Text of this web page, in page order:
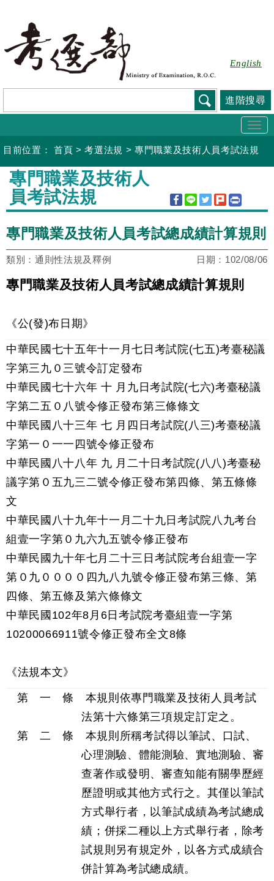
要
容
English
進階搜尋
目前位置： 首頁 >考選法規 >專門職業及技術人員考試法規
:::
專門職業及技術人
員考試法規
專門職業及技術人員考試總成績計算規則
類別：通則性法規及釋例 日期： 102/08/06
專門職業及技術人員考試總成績計算規則
《公(發)布日期》
中華民國七十五年十一月七日考試院(七五)考臺秘議
字第三九０三號令訂定發布
中華民國七十六年 十 月九日考試院(七六)考臺秘議
字第二五０八號令修正發布第三條條文
中華民國八十三年 七 月四日考試院(八三)考臺秘議
字第一０一一四號令修正發布
中華民國八十八年 九 月二十日考試院(八八)考臺秘
議字第０五九三二號令修正發布第四條、第五條條
文
中華民國八十九年十一月二十九日考試院八九考台
組壹一字第０九六九五號令修正發布
中華民國九十年七月二十三日考試院考台組壹一字
第０九００００四九八九號令修正發布第三條、第
四條、第五條及第六條條文
中華民國102年8月6日考試院考臺組壹一字第
10200066911號令修正發布全文8條
《法規本文》
第 一 條 本規則依專門職業及技術人員考試
法第十六條第三項規定訂定之。
第 二 條 本規則所稱考試得以筆試、口試、
心理測驗、體能測驗、實地測驗、審
查著作或發明、審查知能有關學歷經
歷證明或其他方式行之。其僅以筆試
方式舉行者，以筆試成績為考試總成
績；併採二種以上方式舉行者，除考
試規則另有規定外，以各方式成績合
併計算為考試總成績。